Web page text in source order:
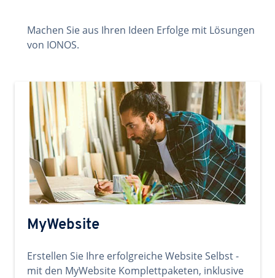
Machen Sie aus Ihren Ideen Erfolge mit Lösungen
von IONOS.
MyWebsite
Erstellen Sie Ihre erfolgreiche Website Selbst -
mit den MyWebsite Komplettpaketen, inklusive